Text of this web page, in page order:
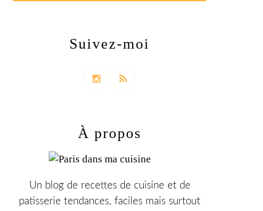
Suivez-moi
À propos
Un blog de recettes de cuisine et de
patisserie tendances, faciles mais surtout